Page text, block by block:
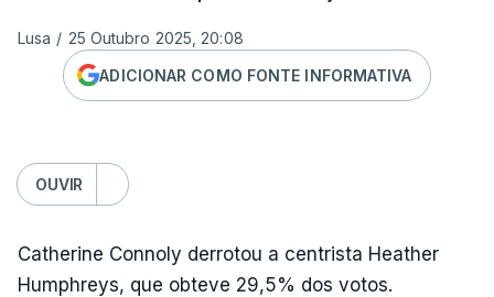
Lusa / 25 Outubro 2025, 20:08
ADICIONAR COMO FONTE INFORMATIVA
OUVIR
Catherine Connoly derrotou a centrista Heather
Humphreys, que obteve 29,5% dos votos.